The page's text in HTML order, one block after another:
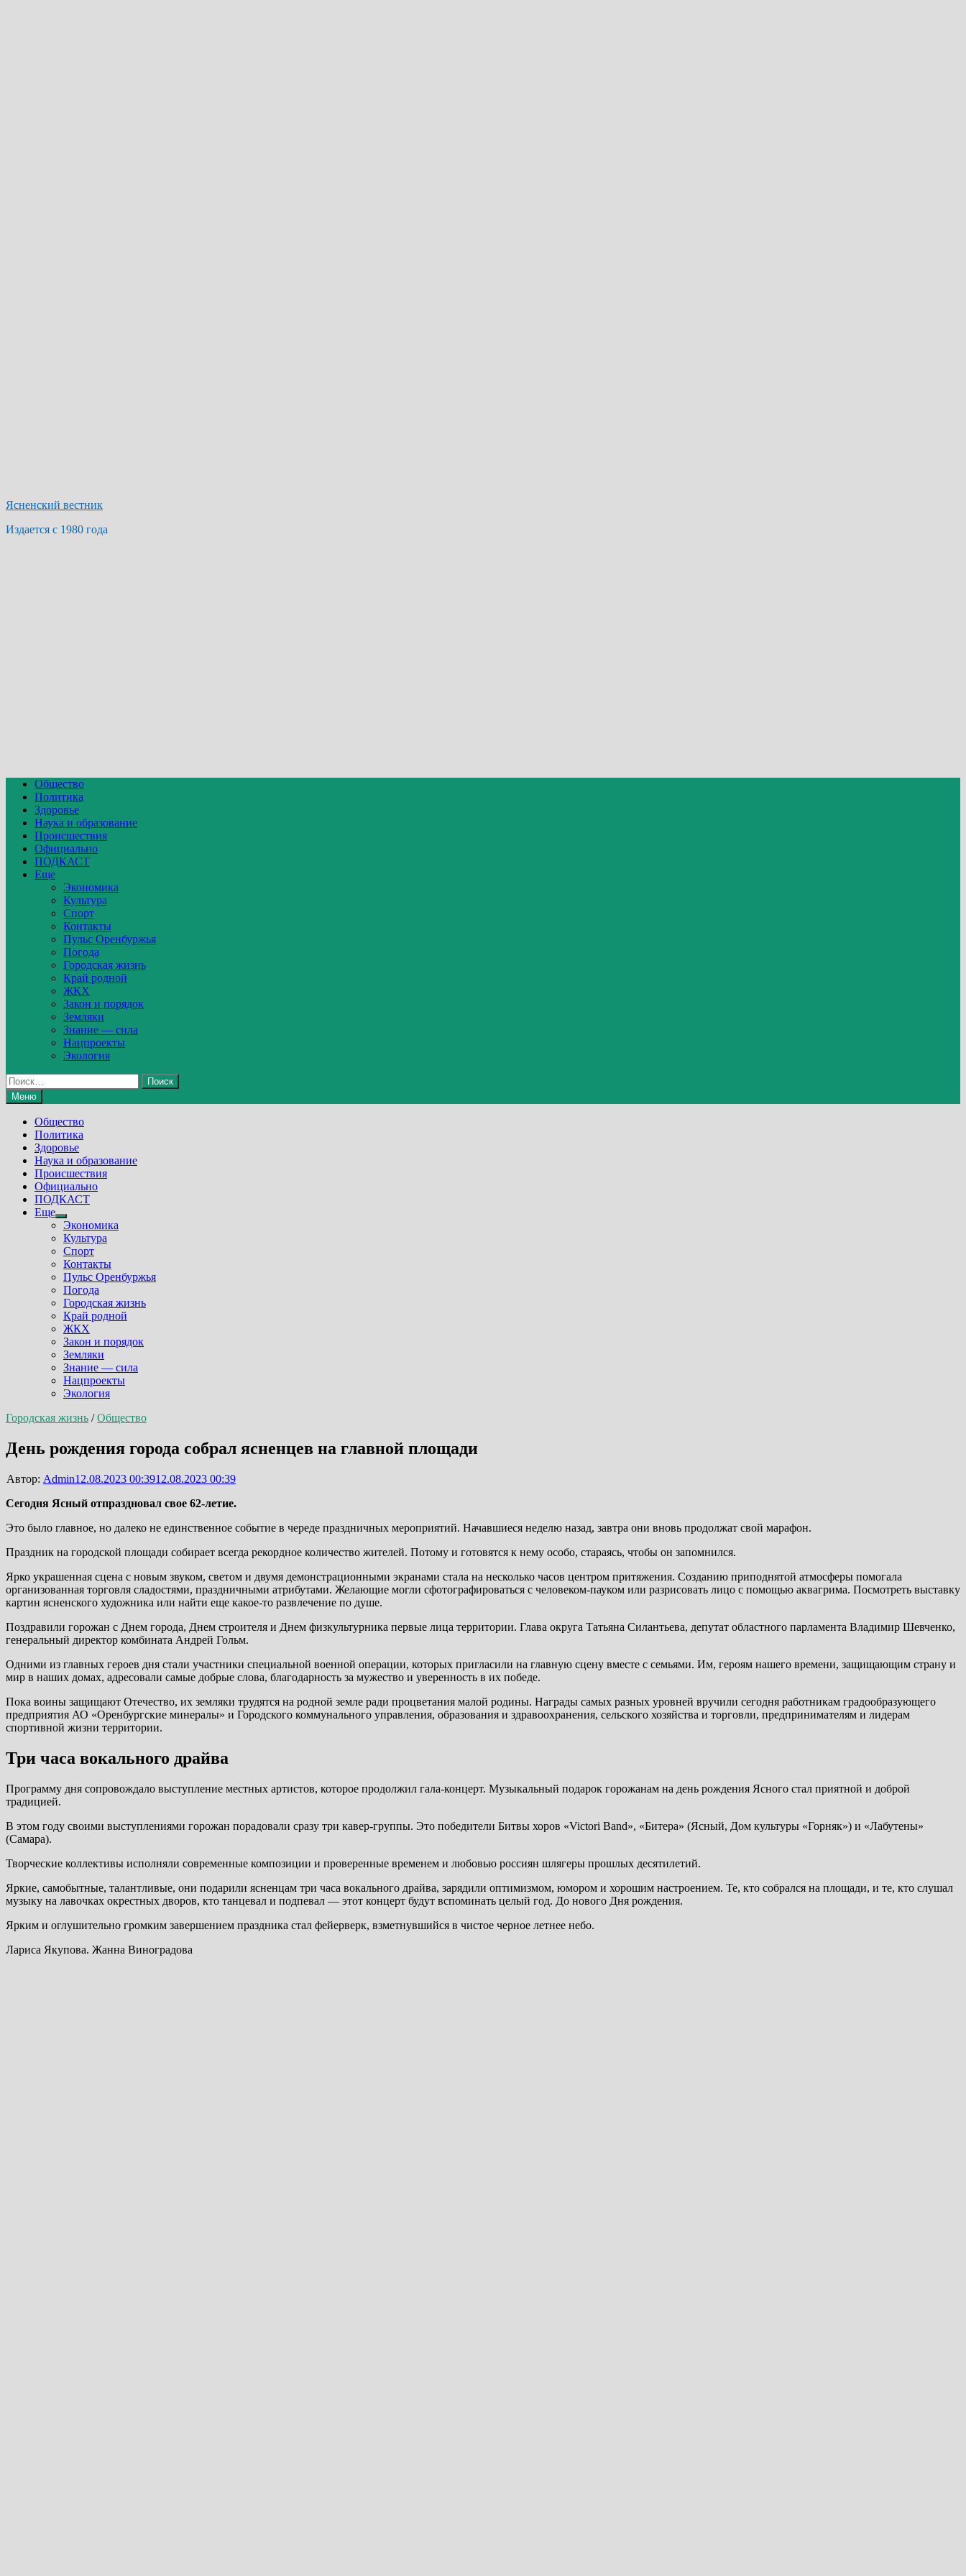
Ясненский вестник
Издается с 1980 года
Общество
Политика
Здоровье
Наука и образование
Происшествия
Официально
ПОДКАСТ
Еще
Экономика
Культура
Спорт
Контакты
Пульс Оренбуржья
Погода
Городская жизнь
Край родной
ЖКХ
Закон и порядок
Земляки
Знание — сила
Нацпроекты
Экология
Найти:
Меню
Общество
Политика
Здоровье
Наука и образование
Происшествия
Официально
ПОДКАСТ
Еще
Show
sub
menu
Экономика
Культура
Спорт
Контакты
Пульс Оренбуржья
Погода
Городская жизнь
Край родной
ЖКХ
Закон и порядок
Земляки
Знание — сила
Нацпроекты
Экология
Городская жизнь /Общество
День рождения города собрал ясненцев на главной площади
Автор: Admin12.08.2023 00:3912.08.2023 00:39
Сегодня Ясный отпраздновал свое 62-летие.
Это было главное, но далеко не единственное событие в череде праздничных мероприятий. Начавшиеся неделю назад, завтра они вновь продолжат свой марафон.
Праздник на городской площади собирает всегда рекордное количество жителей. Потому и готовятся к нему особо, стараясь, чтобы он запомнился.
Ярко украшенная сцена с новым звуком, светом и двумя демонстрационными экранами стала на несколько часов центром притяжения. Созданию приподнятой атмосферы помогала
организованная торговля сладостями, праздничными атрибутами. Желающие могли сфотографироваться с человеком-пауком или разрисовать лицо с помощью аквагрима. Посмотреть выставку
картин ясненского художника или найти еще какое-то развлечение по душе.
Поздравили горожан с Днем города, Днем строителя и Днем физкультурника первые лица территории. Глава округа Татьяна Силантьева, депутат областного парламента Владимир Шевченко,
генеральный директор комбината Андрей Гольм.
Одними из главных героев дня стали участники специальной военной операции, которых пригласили на главную сцену вместе с семьями. Им, героям нашего времени, защищающим страну и
мир в наших домах, адресовали самые добрые слова, благодарность за мужество и уверенность в их победе.
Пока воины защищают Отечество, их земляки трудятся на родной земле ради процветания малой родины. Награды самых разных уровней вручили сегодня работникам градообразующего
предприятия АО «Оренбургские минералы» и Городского коммунального управления, образования и здравоохранения, сельского хозяйства и торговли, предпринимателям и лидерам
спортивной жизни территории.
Три часа вокального драйва
Программу дня сопровождало выступление местных артистов, которое продолжил гала-концерт. Музыкальный подарок горожанам на день рождения Ясного стал приятной и доброй
традицией.
В этом году своими выступлениями горожан порадовали сразу три кавер-группы. Это победители Битвы хоров «Victori Band», «Битера» (Ясный, Дом культуры «Горняк») и «Лабутены»
(Самара).
Творческие коллективы исполняли современные композиции и проверенные временем и любовью россиян шлягеры прошлых десятилетий.
Яркие, самобытные, талантливые, они подарили ясненцам три часа вокального драйва, зарядили оптимизмом, юмором и хорошим настроением. Те, кто собрался на площади, и те, кто слушал
музыку на лавочках окрестных дворов, кто танцевал и подпевал — этот концерт будут вспоминать целый год. До нового Дня рождения.
Ярким и оглушительно громким завершением праздника стал фейерверк, взметнувшийся в чистое черное летнее небо.
Лариса Якупова. Жанна Виноградова